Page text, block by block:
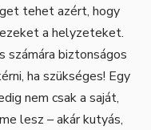
tehet azért, hogy
a helyzeteket.
biztonságos
ha szükséges! Egy
nem csak a saját,
lesz – akár kutyás,